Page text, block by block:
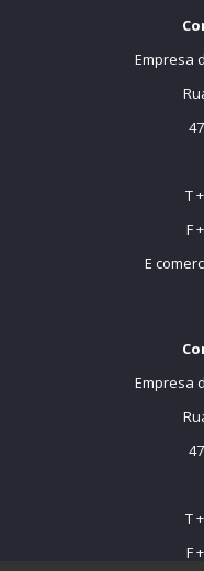
Empresa
T
F
E
Empresa
T
F